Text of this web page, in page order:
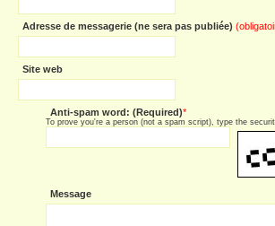
Adresse de messagerie (ne sera pas publiée)
Site web
Anti-spam word: (Required)*
To prove you're a person (not a spam script), type the
Message